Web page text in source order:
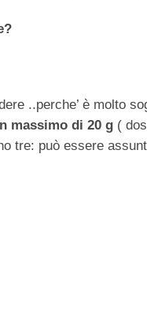
..perche’ è molto
massimo di 20 g (
tre: può essere